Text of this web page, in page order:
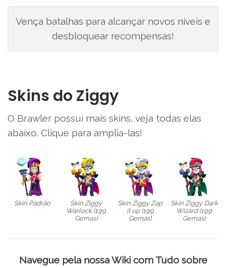
Vença batalhas para alcançar novos níveis e
desbloquear recompensas!
Skins do Ziggy
O Brawler possui mais skins, veja todas elas
abaixo. Clique para amplia-las!
Skin Padrão
Skin Ziggy
Warlock (199
Gemas)
Skin Ziggy Zap
it up (199
Gemas)
Skin Ziggy Dark
Wizard (199
Gemas)
Navegue pela nossa Wiki com Tudo sobre